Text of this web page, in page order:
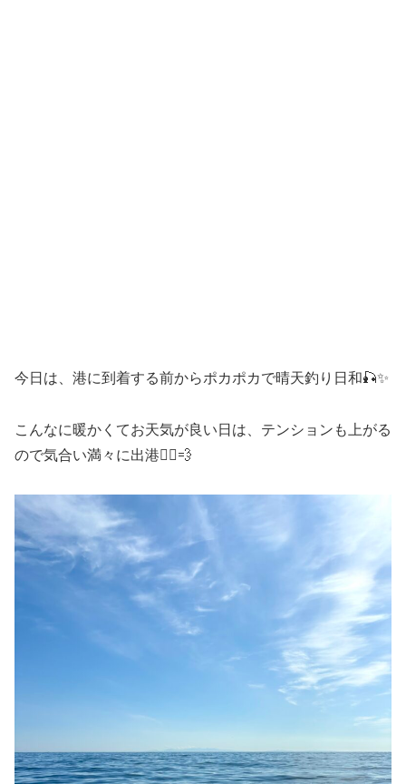
今日は、港に到着する前からポカポカで晴天釣り日和🎣✨
こんなに暖かくてお天気が良い日は、テンションも上がる
ので気合い満々に出港🏃‍♀️💨